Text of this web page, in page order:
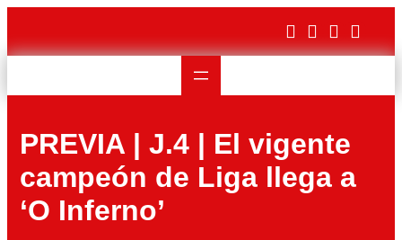
contenido
PREVIA | J.4 | El vigente
campeón de Liga llega a
‘O Inferno’